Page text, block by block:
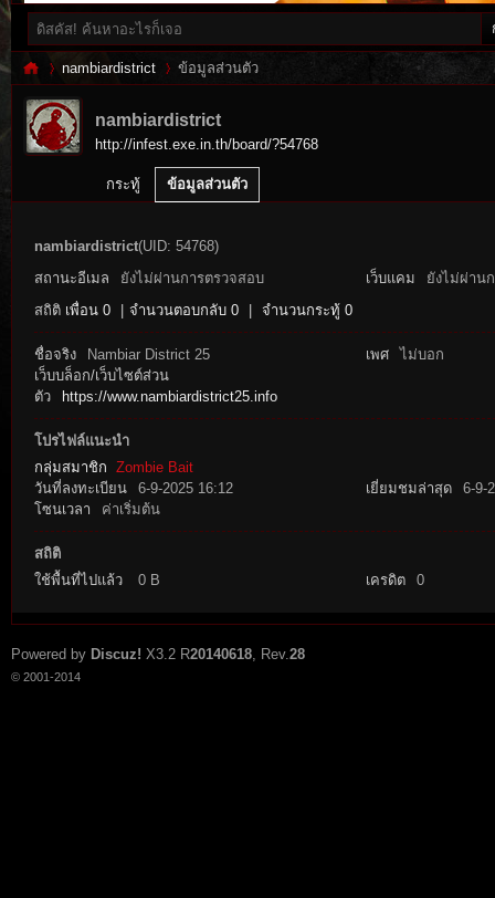
es
nambiardistrict ข้อมูลส่วนตัว
nambiardistrict
http://infest.exe.in.th/board/?54768
กระทู้ ข้อมูลส่วนตัว
nambiardistrict(UID: 54768)
สถานะอีเมล
ยังไม่ผ่านการตรวจสอบ เว็บแคม
ยังไม่ผ่าน
สถิติ เพื่อน 0 จำนวนตอบกลับ 0 จำนวนกระทู้ 0
ชื่อจริง Nambiar District 25 เพศ
ไม่บอก
เว็บบล็อก/เว็บไซต์ส่วน
ตัว
https://www.nambiardistrict25.info
โปรไฟล์แนะนำ
กลุ่มสมาชิก Zombie Bait
วันที่ลงทะเบียน
6-9-2025 16:12 เยี่ยมชมล่าสุด
6-9-
โซนเวลา
ค่าเริ่มต้น
สถิติ
ใช้พื้นที่ไปแล้ว
0 B เครดิต 0
Powered by Discuz! X3.2 R20140618, Rev.28
© 2001-2014